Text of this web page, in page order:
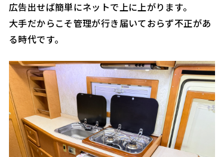
広告出せば簡単にネットで上に上がります。
大手だからこそ管理が行き届いておらず不正があ
る時代です。